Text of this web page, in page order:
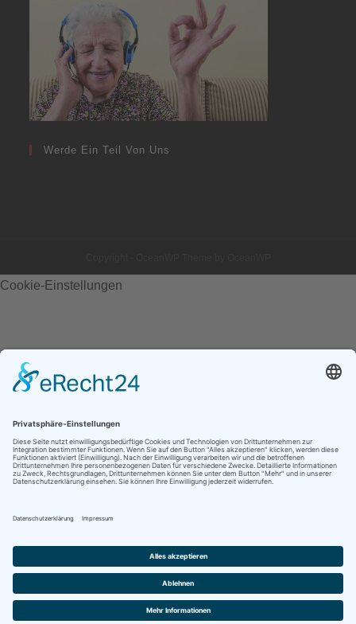
Werde Ein Teil Von Uns
Cookie-Einstellungen